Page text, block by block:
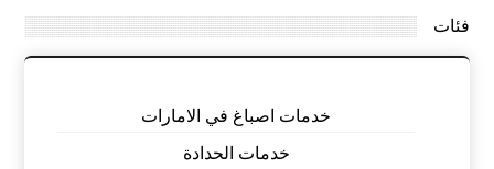
فئات
خدمات اصباغ في الامارات
خدمات الحدادة